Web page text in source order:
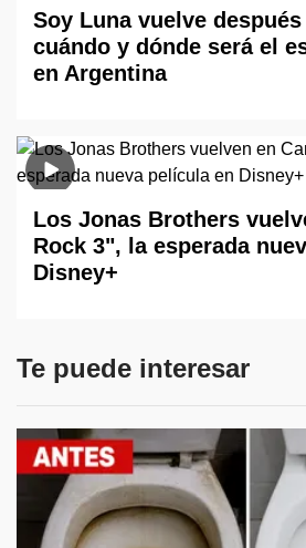
Soy Luna vuelve
cuándo y dónde será el
en Argentina
Los Jonas Brothers
Rock 3", la esperada
Disney+
Te puede interesar